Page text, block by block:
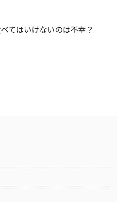
てはいけないのは不幸？